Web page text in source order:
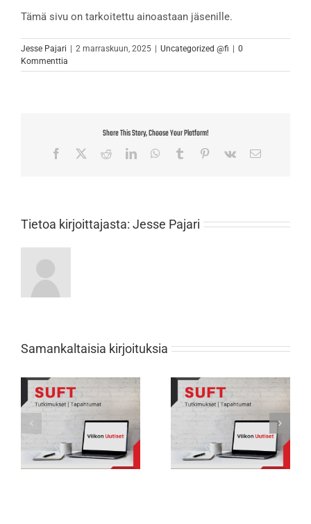
Tämä sivu on tarkoitettu ainoastaan jäsenille.
Jesse Pajari | 2 marraskuun, 2025 | Uncategorized @fi | 0
Kommenttia
Share This Story, Choose Your Platform!
Facebook RedditLinkedInWhatsApp
Tumblr Pinterest
Vk Sähköposti
Tietoa kirjoittajasta: Jesse Pajari
Samankaltaisia kirjoituksia
Viikon Uutiset 232: Tarkkana selän
rasitusmurtumien kanssa
Viikon Uutiset 231: Nuorten
urheilijoiden biologisessa
kehityksessä suuria eroja